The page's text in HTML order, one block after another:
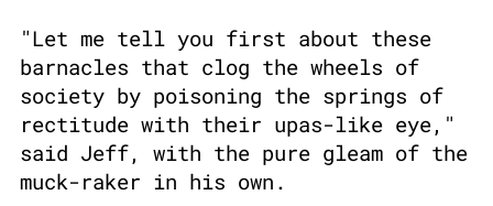
"Let me tell you first about these
barnacles that clog the wheels of
society by poisoning the springs of
rectitude with their upas-like eye,"
said Jeff, with the pure gleam of the
muck-raker in his own.